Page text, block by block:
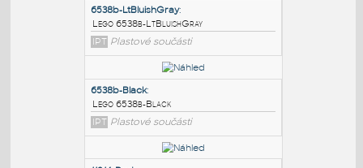
PODOBNÉ BLOKY
6538b-Tan:
Lego 6538b-Tan
IPT Plastové součásti
6538b-LtBluishGray: